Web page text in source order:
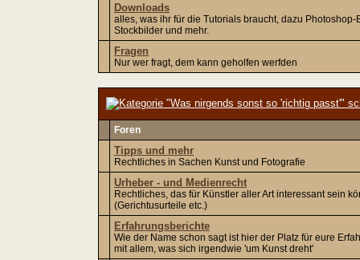
Downloads
alles, was ihr für die Tutorials braucht, dazu Photoshop-
Stockbilder und mehr.
Fragen
Nur wer fragt, dem kann geholfen werfden
Foren
Tipps und mehr
Rechtliches in Sachen Kunst und Fotografie
Urheber - und Medienrecht
Rechtliches, das für Künstler aller Art interessant sein
(Gerichtusurteile etc.)
Erfahrungsberichte
Wie der Name schon sagt ist hier der Platz für eure
mit allem, was sich irgendwie 'um Kunst dreht'